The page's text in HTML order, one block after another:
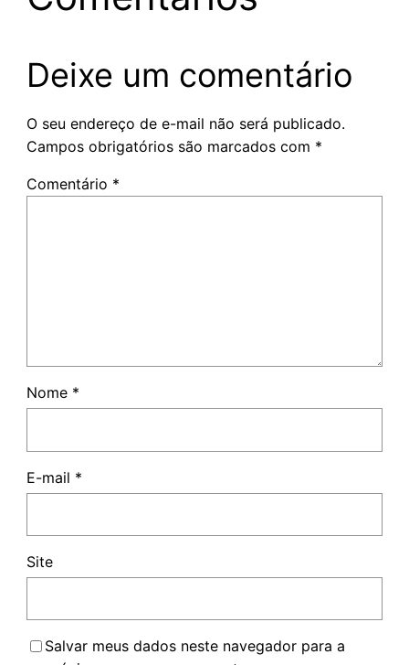
Deixe um comentário
O seu endereço de e-mail não será publicado.
Campos obrigatórios são marcados com *
Comentário *
Nome *
E-mail *
Site
Salvar meus dados neste navegador para a